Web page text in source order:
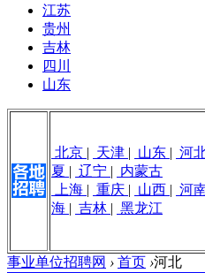
江苏
贵州
吉林
四川
山东
北京 | 天津 | 山东 | 河
夏 | 辽宁 | 内蒙古
上海 | 重庆 | 山西 | 河
海 | 吉林 | 黑龙江
事业单位招聘网 › 首页 ›河北